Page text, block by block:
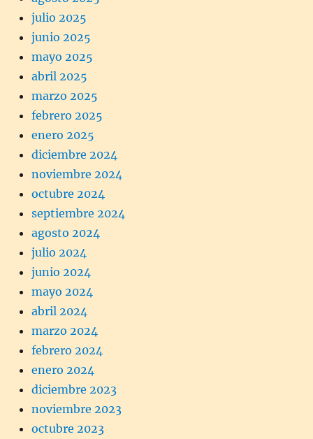
julio 2025
junio 2025
mayo 2025
abril 2025
marzo 2025
febrero 2025
enero 2025
diciembre 2024
noviembre 2024
octubre 2024
septiembre 2024
agosto 2024
julio 2024
junio 2024
mayo 2024
abril 2024
marzo 2024
febrero 2024
enero 2024
diciembre 2023
noviembre 2023
octubre 2023